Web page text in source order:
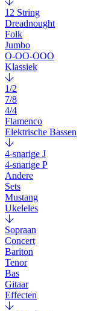
12 String
Dreadnought
Folk
Jumbo
O-OO-OOO
Klassiek
1/2
7/8
4/4
Flamenco
Elektrische Bassen
4-snarige J
4-snarige P
Andere
Sets
Mustang
Ukeleles
Sopraan
Concert
Bariton
Tenor
Bas
Gitaar
Effecten